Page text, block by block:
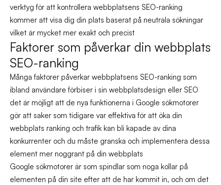
verktyg för att kontrollera webbplatsens SEO-ranking
kommer att visa dig din plats baserat på neutrala sökningar
vilket är mycket mer exakt och precist
Faktorer som påverkar din webbplats
SEO-ranking
Många faktorer påverkar webbplatsens SEO-ranking som
ibland användare förbiser i sin webbplatsdesign eller SEO
det är möjligt att de nya funktionerna i Google sökmotorer
gör att saker som tidigare var effektiva för att öka din
webbplats ranking och trafik kan bli kapade av dina
konkurrenter och du måste granska och implementera dessa
element mer noggrant på din webbplats
Google sökmotorer är som spindlar som noga kollar på
elementen på din site efter att de har kommit in, och om det